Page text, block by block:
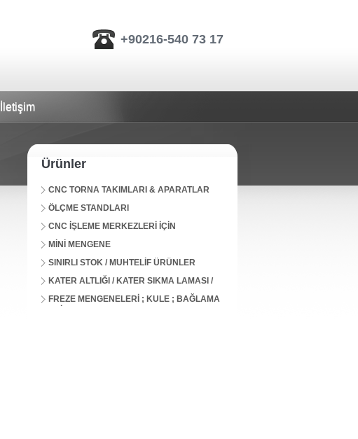
+90216-540 73 17
İletişim
Ürünler
CNC TORNA TAKIMLARI & APARATLAR
ÖLÇME STANDLARI
CNC İŞLEME MERKEZLERİ İÇİN
TAKIMLAR&APARATLAR
MİNİ MENGENE
SINIRLI STOK / MUHTELİF ÜRÜNLER
KATER ALTLIĞI / KATER SIKMA LAMASI /
TURRET WEDGE BLOCKS
FREZE MENGENELERİ ; KULE ; BAĞLAMA